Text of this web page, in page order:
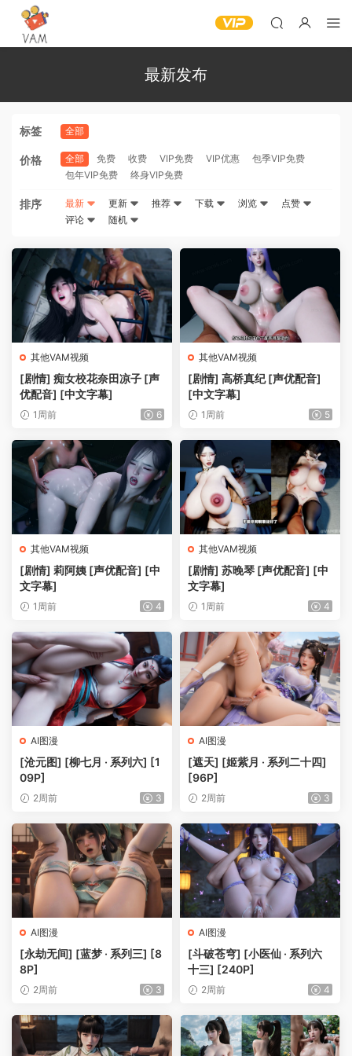
最新发布
标签 全部
价格 全部 免费 收费 VIP免费 VIP优惠
包季VIP免费
包年VIP免费
终身VIP免费
排序 最新 更新 推荐 下载 浏览
点赞
评论
随机
其他VAM视频
[剧情] 痴女校花奈田凉子 [声
优配音] [中文字幕]
1周前 6
其他VAM视频
[剧情] 高桥真纪 [声优配音]
[中文字幕]
1周前 5
其他VAM视频
[剧情] 莉阿姨 [声优配音] [中
文字幕]
1周前 4
其他VAM视频
[剧情] 苏晚琴 [声优配音] [中
文字幕]
1周前 4
AI图漫
[沧元图] [柳七月 · 系列六] [1
09P]
2周前 3
AI图漫
[遮天] [姬紫月 · 系列二十四]
[96P]
2周前 3
AI图漫
[永劫无间] [蓝梦 · 系列三] [8
8P]
2周前 3
AI图漫
[斗破苍穹] [小医仙 · 系列六
十三] [240P]
2周前 4